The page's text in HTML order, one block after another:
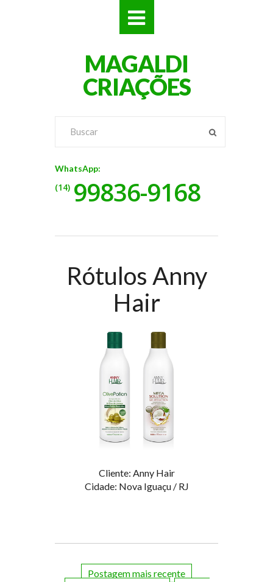
MAGALDI
CRIAÇÕES
WhatsApp:
(14) 99836-9168
Rótulos Anny
Hair
Cliente: Anny Hair
Cidade: Nova Iguaçu / RJ
Postagem mais recente